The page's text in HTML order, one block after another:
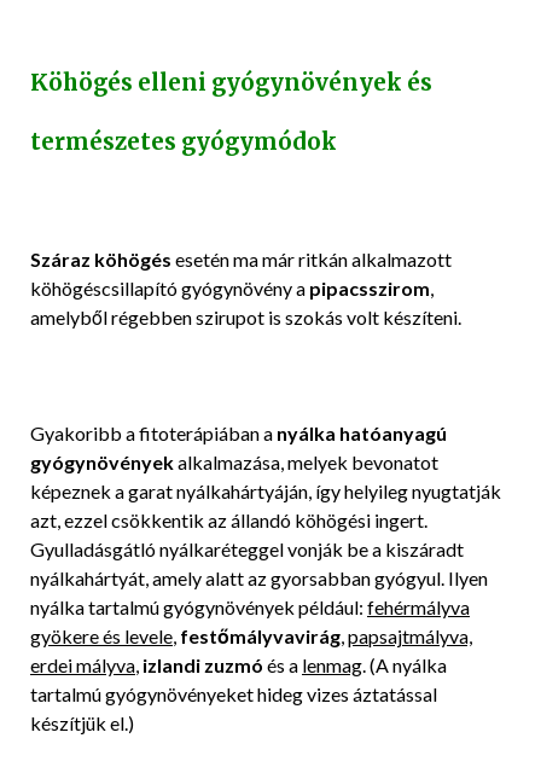
Köhögés elleni gyógynövények és
természetes gyógymódok
Száraz köhögés esetén ma már ritkán alkalmazott
köhögéscsillapító gyógynövény a pipacsszirom,
amelyből régebben szirupot is szokás volt készíteni.
Gyakoribb a fitoterápiában a nyálka hatóanyagú
gyógynövényekalkalmazása, melyek bevonatot
képeznek a garat nyálkahártyáján, így helyileg nyugtatják
azt, ezzel csökkentik az állandó köhögési ingert.
Gyulladásgátló nyálkaréteggel vonják be a kiszáradt
nyálkahártyát, amely alatt az gyorsabban gyógyul. Ilyen
nyálka tartalmú gyógynövények például: fehérmályva
gyökere és levele, festőmályvavirág,papsajtmályva,
erdei mályva, izlandi zuzmó és a lenmag. (A nyálka
tartalmú gyógynövényeket hideg vizes áztatással
készítjük el.)